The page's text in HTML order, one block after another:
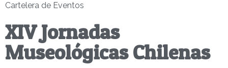
Cartelera de Eventos
XIV Jornadas
Museológicas Chilenas